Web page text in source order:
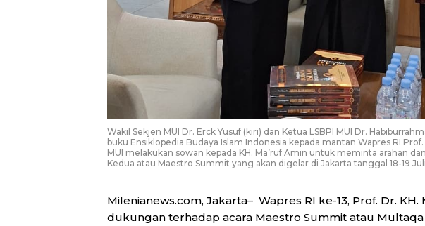
Wakil Sekjen MUI Dr. Erck Yusuf (kiri) dan Ketua LSBPI MUI Dr.
buku Ensiklopedia Budaya Islam Indonesia kepada mantan Wapres RI
MUI melakukan sowan kepada KH. Ma’ruf Amin untuk meminta arahan
Kedua atau Maestro Summit yang akan digelar di Jakarta tanggal 18-19
Milenianews.com, Jakarta– Wapres RI ke-13, Prof. Dr. KH.
dukungan terhadap acara Maestro Summit atau